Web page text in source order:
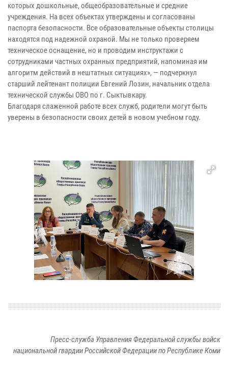
которых дошкольные, общеобразовательные и средние
учреждения. На всех объектах утверждены и согласованы
паспорта безопасности. Все образовательные объекты столицы
находятся под надежной охраной. Мы не только проверяем
техническое оснащение, но и проводим инструктажи с
сотрудниками частных охранных предприятий, напоминая им
алгоритм действий в нештатных ситуациях», — подчеркнул
старший лейтенант полиции Евгений Лозин, начальник отдела
технической службы ОВО по г. Сыктывкару.
Благодаря слаженной работе всех служб, родители могут быть
уверены в безопасности своих детей в новом учебном году.
Пресс-служба Управления Федеральной службы войск
национальной гвардии Российской Федерации по Республике Коми